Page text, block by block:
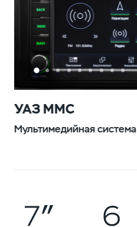
УАЗ ММС
Мультимедийная система